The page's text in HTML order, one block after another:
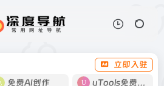
立即入驻
免费AI创作 uTools免费工具箱